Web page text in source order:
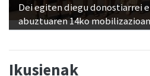
Dei egiten diegu donostiarrei
abuztuaren 14ko
Ikusienak